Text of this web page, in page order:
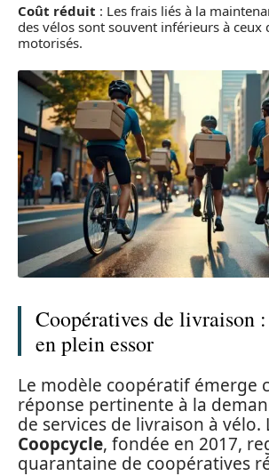
Coût réduit : Les frais liés à la
des vélos sont souvent inférieurs à ceux
motorisés.
Coopératives de livraison
en plein essor
Le modèle coopératif émerge
réponse pertinente à la
de services de livraison à
Coopcycle, fondée en 2017,
quarantaine de coopératives